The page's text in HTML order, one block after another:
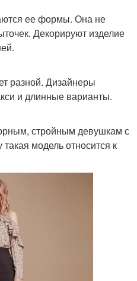
ее формы. Она не
Декорируют изделие
разной. Дизайнеры
и длинные варианты.
стройным девушкам с
модель относится к